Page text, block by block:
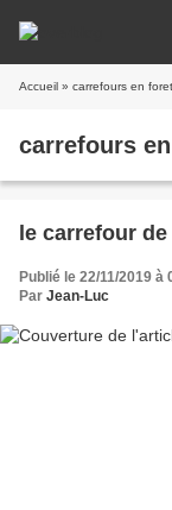
Accueil » carrefours en
carrefours
le carrefour
Publié le 22/11/2019 à
Par Jean-Luc